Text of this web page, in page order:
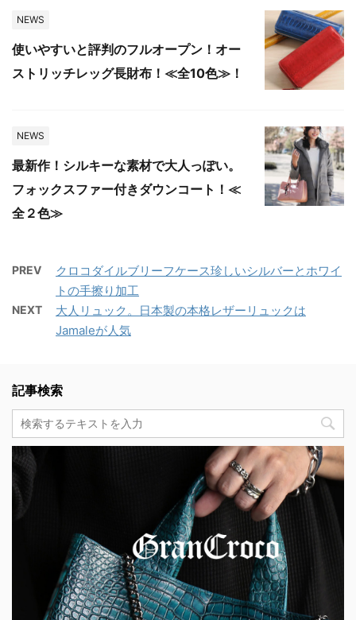
NEWS
使いやすいと評判のフルオープン！オー
ストリッチレッグ長財布！≪全10色≫！
NEWS
最新作！シルキーな素材で大人っぽい。
フォックスファー付きダウンコート！≪
全２色≫
PREV
クロコダイルブリーフケース珍しいシルバーとホワイ
トの手擦り加工
NEXT
大人リュック。日本製の本格レザーリュックは
Jamaleが人気
記事検索